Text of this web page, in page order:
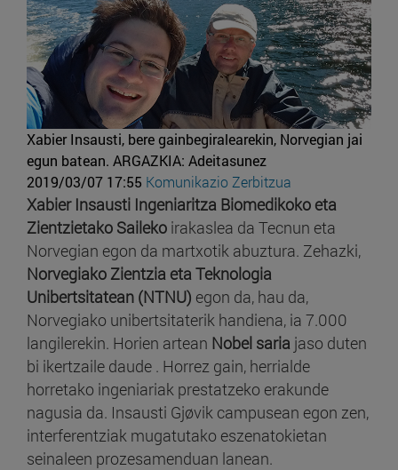
Xabier Insausti, bere gainbegiralearekin, Norvegian jai
egun batean. ARGAZKIA: Adeitasunez
2019/03/07 17:55 Komunikazio Zerbitzua
Xabier Insausti Ingeniaritza Biomedikoko eta
Zientzietako Saileko irakaslea da Tecnun eta
Norvegian egon da martxotik abuztura. Zehazki,
Norvegiako Zientzia eta Teknologia
Unibertsitatean (NTNU) egon da, hau da,
Norvegiako unibertsitaterik handiena, ia 7.000
langilerekin. Horien artean Nobel saria jaso duten
bi ikertzaile daude . Horrez gain, herrialde
horretako ingeniariak prestatzeko erakunde
nagusia da. Insausti Gjøvik campusean egon zen,
interferentziak mugatutako eszenatokietan
seinaleen prozesamenduan lanean.